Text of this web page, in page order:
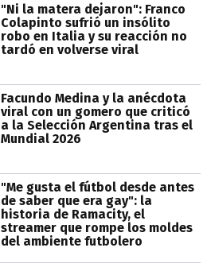
"Ni la matera dejaron": Franco
Colapinto sufrió un insólito
robo en Italia y su reacción no
tardó en volverse viral
Facundo Medina y la anécdota
viral con un gomero que criticó
a la Selección Argentina tras el
Mundial 2026
"Me gusta el fútbol desde antes
de saber que era gay": la
historia de Ramacity, el
streamer que rompe los moldes
del ambiente futbolero